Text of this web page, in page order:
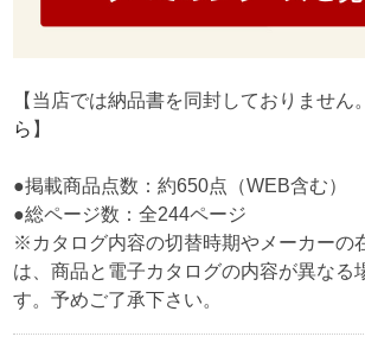
【当店では納品書を同封しておりません
ら 】
●掲載商品点数：約650点（WEB含む）
●総ページ数：全244ページ
※カタログ内容の切替時期やメーカーの
は、商品と電子カタログの内容が異なる
す。予めご了承下さい。